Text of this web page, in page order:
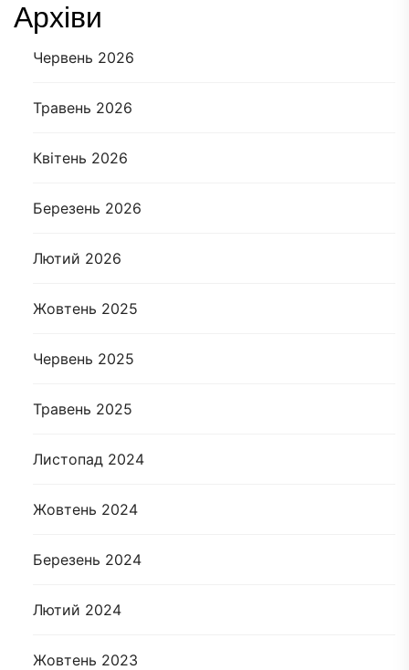
Архіви
Червень 2026
Травень 2026
Квітень 2026
Березень 2026
Лютий 2026
Жовтень 2025
Червень 2025
Травень 2025
Листопад 2024
Жовтень 2024
Березень 2024
Лютий 2024
Жовтень 2023